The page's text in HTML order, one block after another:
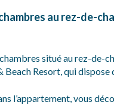
au rez-de-
situé au rez-de-
Beach Resort, qui
l’appartement, vous